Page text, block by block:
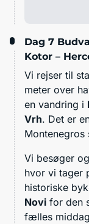
Dag 7
Kotor –
Vi rejser til
meter over
en vandring i
Vrh. Det er
Montenegros
Vi besøger
hvor vi tager
historiske
Novi for den
fælles